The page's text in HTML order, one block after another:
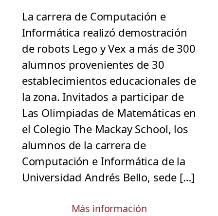
La carrera de Computación e
Informática realizó demostración
de robots Lego y Vex a más de 300
alumnos provenientes de 30
establecimientos educacionales de
la zona. Invitados a participar de
Las Olimpiadas de Matemáticas en
el Colegio The Mackay School, los
alumnos de la carrera de
Computación e Informática de la
Universidad Andrés Bello, sede […]
Más información